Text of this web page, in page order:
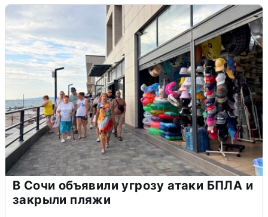
В Сочи объявили угрозу атаки БПЛА и
закрыли пляжи